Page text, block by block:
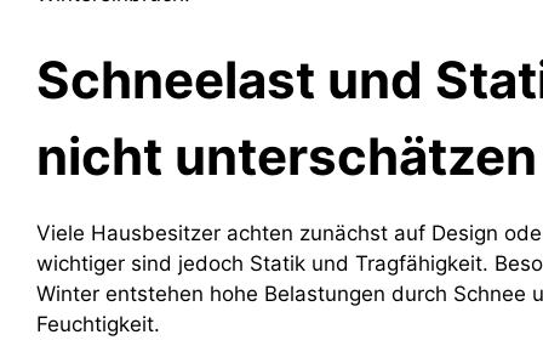
Schneelast und
nicht unterschätzen
Viele Hausbesitzer achten zunächst auf Design
wichtiger sind jedoch Statik und Tragfähigkeit.
Winter entstehen hohe Belastungen durch Schnee
Feuchtigkeit.